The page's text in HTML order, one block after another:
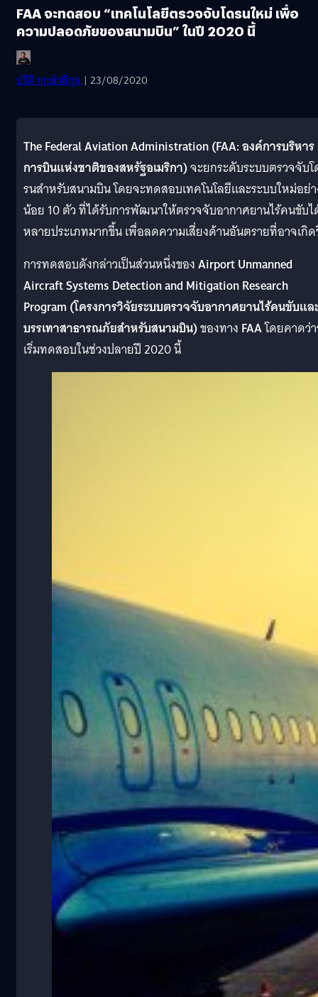
FAA จะทดสอบ “เทคโนโลยีตรวจจับโดรนใหม่ เพื่อ
ความปลอดภัยของสนามบิน” ในปี 2020 นี้
ปรีดี ฤกษ์วลีกุล | 23/08/2020
The Federal Aviation Administration (FAA: องค์การบริหาร
การบินแห่งชาติของสหรัฐอเมริกา)จะยกระดับระบบตรวจจับ
รนสำหรับสนามบิน โดยจะทดสอบเทคโนโลยีและระบบใหม่อย่
น้อย 10 ตัว ที่ได้รับการพัฒนาให้ตรวจจับอากาศยานไร้คนขับ
หลายประเภทมากขึ้น เพื่อลดความเสี่ยงด้านอันตรายที่อาจเกิ
การทดสอบดังกล่าวเป็นส่วนหนึ่งของAirport Unmanned
Aircraft Systems Detection and Mitigation Research
Program (โครงการวิจัยระบบตรวจจับอากาศยานไร้คนขับแล
บรรเทาสาธารณภัยสำหรับสนามบิน)ของทาง FAAโดยคาดว่
เริ่มทดสอบในช่วงปลายปี 2020 นี้